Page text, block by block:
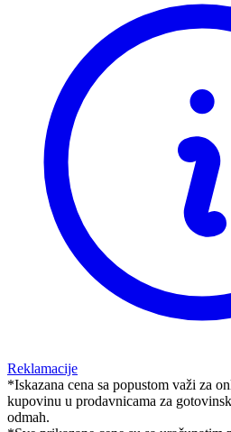
Reklamacije
*Iskazana cena sa popustom važi za
kupovinu u prodavnicama za
odmah.